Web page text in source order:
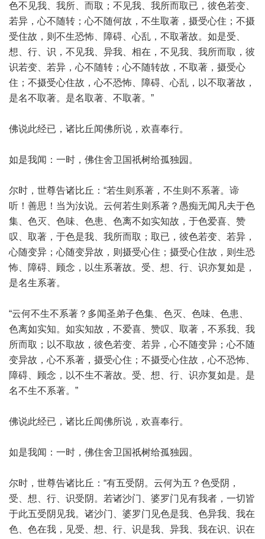
色不见我、我所、而取；不见我、我所而取已，彼色若变、
若异，心不随转；心不随何故，不生取著，摄受心住；不摄
受住故，则不生恐怖、障碍、心乱，不取著故。如是受、
想、行、识，不见我、异我、相在，不见我、我所而取，彼
识若变、若异，心不随转；心不随转故，不取著，摄受心
住；不摄受心住故，心不恐怖、障碍、心乱，以不取著故，
是名不取著。是名取著、不取著。”
佛说此经已，诸比丘闻佛所说，欢喜奉行。
如是我闻：一时，佛住舍卫国祇树给孤独园。
尔时，世尊告诸比丘：“若生则系著，不生则不系著。谛
听！善思！当为汝说。云何若生则系著？愚痴无闻凡夫于色
集、色灭、色味、色患、色离不如实知故，于色爱喜、赞
叹、取著，于色是我、我所而取；取已，彼色若变、若异，
心随变异；心随变异故，则摄受心住；摄受心住故，则生恐
怖、障碍、顾念，以生系著故。受、想、行、识亦复如是，
是名生系著。
“云何不生不系著？多闻圣弟子色集、色灭、色味、色患、
色离如实知。如实知故，不爱喜、赞叹、取著，不系我、我
所而取；以不取故，彼色若变、若异，心不随变异；心不随
变异故，心不系著，摄受心住；不摄受心住故，心不恐怖、
障碍、顾念，以不生不著故。受、想、行、识亦复如是。是
名不生不系著。”
佛说此经已，诸比丘闻佛所说，欢喜奉行。
如是我闻：一时，佛住舍卫国祇树给孤独园。
尔时，世尊告诸比丘：“有五受阴。云何为五？色受阴，
受、想、行、识受阴。若诸沙门、婆罗门见有我者，一切皆
于此五受阴见我。诸沙门、婆罗门见色是我、色异我、我在
色、色在我，见受、想、行、识是我、异我、我在识、识在